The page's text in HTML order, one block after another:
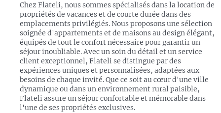
Chez Flateli, nous sommes spécialisés dans la location de
propriétés de vacances et de courte durée dans des
emplacements privilégiés. Nous proposons une sélection
soignée d'appartements et de maisons au design élégant,
équipés de tout le confort nécessaire pour garantir un
séjour inoubliable. Avec un soin du détail et un service
client exceptionnel, Flateli se distingue par des
expériences uniques et personnalisées, adaptées aux
besoins de chaque invité. Que ce soit au cœur d'une ville
dynamique ou dans un environnement rural paisible,
Flateli assure un séjour confortable et mémorable dans
l'une de ses propriétés exclusives.